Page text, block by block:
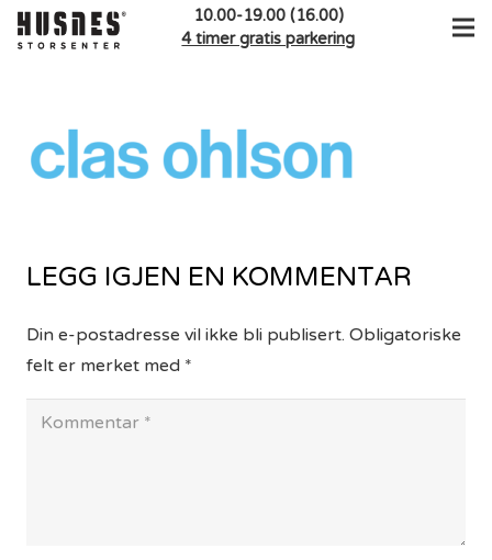
10.00-19.00 (16.00)
4 timer gratis parkering
LEGG IGJEN EN KOMMENTAR
Din e-postadresse vil ikke bli publisert. Obligatoriske
felt er merket med *